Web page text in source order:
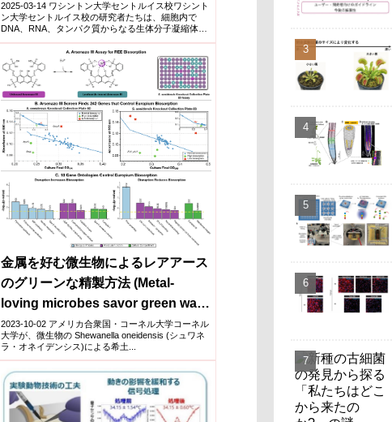
2025-03-14 ワシントン大学セントルイス校​ワシント
ン大学セントルイス校の研究者たちは、細胞内で
DNA、RNA、タンパク質からなる生体分子凝縮体の
金属を好む微生物によるレアアース
のグリーンな精製方法 (Metal-
loving microbes savor green way
to refine rare earth )
2023-10-02 アメリカ合衆国・コーネル大学コーネル
大学が、微生物の Shewanella oneidensis (シュワネ
ラ・オネイデンシス)による希土...